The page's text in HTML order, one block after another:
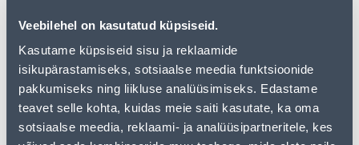
Veebilehel on kasutatud küpsiseid.
Kasutame küpsiseid sisu ja reklaamide
isikupärastamiseks, sotsiaalse meedia funktsioonide
pakkumiseks ning liikluse analüüsimiseks. Edastame
teavet selle kohta, kuidas meie saiti kasutate, ka oma
sotsiaalse meedia, reklaami- ja analüüsipartneritele, kes
OKSALÕIKUR FISKARS
SMARTFIT
TELESKOOPKÄEPIDEMETEG
A L86
62.90 €
HEKIKÄÄRID SOLID HS21
23.99 €